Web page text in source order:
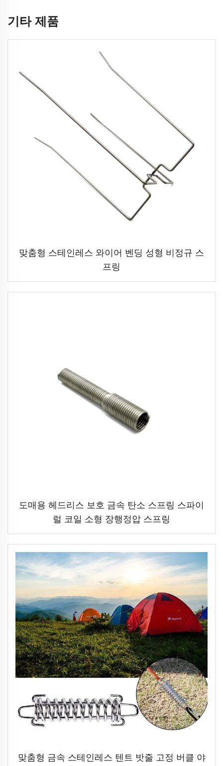
기타 제품
맞춤형 스테인레스 와이어 벤딩 성형 비정규 스
프링
도매용 헤드리스 보호 금속 탄소 스프링 스파이
럴 코일 소형 장행정압 스프링
맞춤형 금속 스테인레스 텐트 밧줄 고정 버클 야